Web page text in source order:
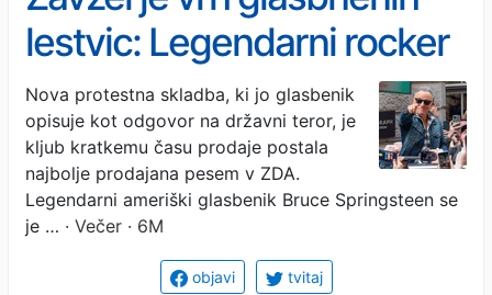
lestvic: Legendarni rocker
Bruce Springsteen v
pesmi ostro proti Trumpu
in Iceu
Nova protestna skladba, ki jo glasbenik
opisuje kot odgovor na državni teror, je
kljub kratkemu času prodaje postala
najbolje prodajana pesem v ZDA.
Legendarni ameriški glasbenik Bruce Springsteen se
je … · Večer · 6M
objavi tvitaj